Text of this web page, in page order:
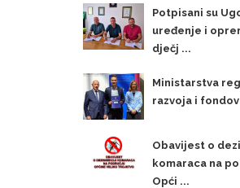
Potpisani su
uređenje i
dječj ...
Ministarstva
razvoja i
Obavijest o
komaraca na
Opći ...